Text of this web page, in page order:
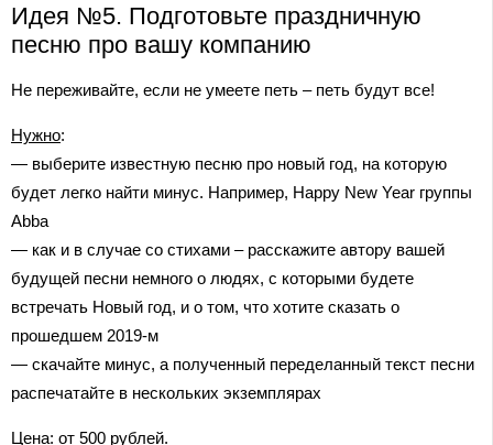
Идея №5. Подготовьте праздничную
песню про вашу компанию
Не переживайте, если не умеете петь – петь будут все!
Нужно:
— выберите известную песню про новый год, на которую
будет легко найти минус. Например, Happy New Year группы
Abba
— как и в случае со стихами – расскажите автору вашей
будущей песни немного о людях, с которыми будете
встречать Новый год, и о том, что хотите сказать о
прошедшем 2019-м
— скачайте минус, а полученный переделанный текст песни
распечатайте в нескольких экземплярах
Цена: от 500 рублей.